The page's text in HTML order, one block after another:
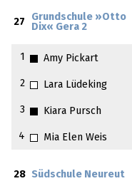
27
Grundschule »Otto
Dix« Gera 2
1 Amy Pickart
2 Lara Lüdeking
3 Kiara Pursch
4 Mia Elen Weis
28 Südschule Neureut